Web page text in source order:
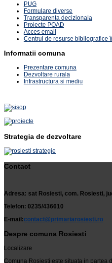
PUG
Formulare diverse
Transparenta decizionala
Proiecte POAD
Acces email
Centrul de resurse bibliografice
Informatii comuna
Prezentare comuna
Dezvoltare rurala
Infrastructura si mediu
Strategia de dezvoltare
Contact
Adresa: sat Rosiesti, com. Rosiesti,
Telefon: 0235/436610
E-mail:contact@primariarosiesti.ro
Despre comuna Rosiesti
Localizare
Comuna Rosiesti este situata in partea